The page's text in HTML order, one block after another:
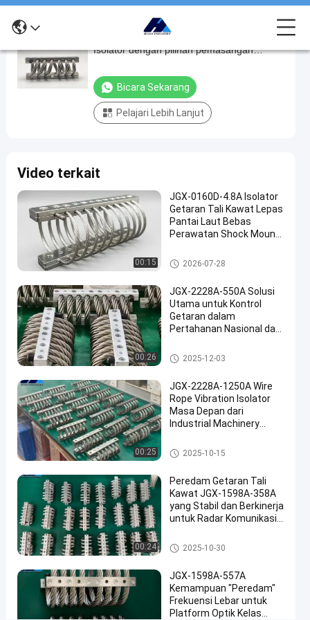
JGX-
0956
Series
dengan
pilihan
pemasangan
serbaguna
dan
variasi
ukuran
Isolator
getaran
tali kawat
2025-
05-12
49
pandangan
bicara
sekarang
Damping
getaran
#
Damping
isolasi
kawat
Damping
getaran
tali
JGX-0956 Series Wire Rope Vibration
Isolator dengan pilihan pemasangan
Bicara Sekarang
Pelajari Lebih Lanjut
Video terkait
00:15
JGX-0160D-4.8A Isolator
Getaran Tali Kawat Lepas
Pantai Laut Bebas
Perawatan Shock Mount
Isolator getaran tali kawat
2026-07-28
00:26
JGX-2228A-550A Solusi
Utama untuk Kontrol
Getaran dalam
Pertahanan Nasional dan
Isolator getaran tali kawat
2025-12-03
00:25
JGX-2228A-1250A Wire
Rope Vibration Isolator
Masa Depan dari
Industrial Machinery
Isolator getaran tali kawat
2025-10-15
00:24
Peredam Getaran Tali
Kawat JGX-1598A-358A
yang Stabil dan Berkinerja
untuk Radar Komunikasi
Isolator getaran tali kawat
2025-10-30
JGX-1598A-557A
Kemampuan "Peredam"
Frekuensi Lebar untuk
Platform Optik Kelas